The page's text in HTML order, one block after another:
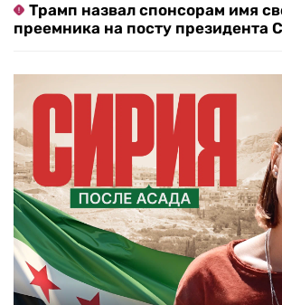
Трамп назвал спонсорам имя
преемника на посту президента